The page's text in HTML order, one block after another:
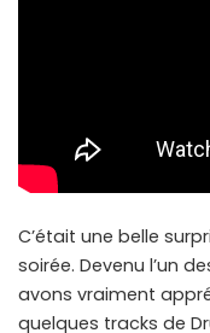
C’était une belle
soirée. Devenu l’un
avons vraiment
quelques tracks de